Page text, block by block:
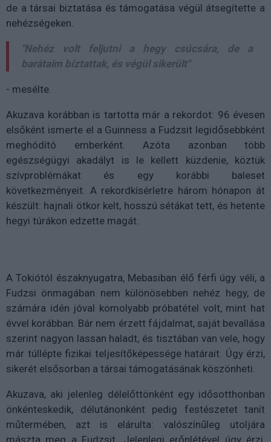
de a társai biztatása és támogatása végül átsegítette a
nehézségeken.
"Nehéz volt feljutni a hegy csúcsára, de a
barátaim bíztattak, és végül sikerült"
- mesélte.
Akuzava korábban is tartotta már a rekordot: 96 évesen
elsőként ismerte el a Guinness a Fudzsit legidősebbként
meghódító emberként. Azóta azonban több
egészségügyi akadályt is le kellett küzdenie, köztük
szívproblémákat és egy korábbi baleset
következményeit. A rekordkísérletre három hónapon át
készült: hajnali ötkor kelt, hosszú sétákat tett, és hetente
hegyi túrákon edzette magát.
A Tokiótól északnyugatra, Mebasiban élő férfi úgy véli, a
Fudzsi önmagában nem különösebben nehéz hegy, de
számára idén jóval komolyabb próbatétel volt, mint hat
évvel korábban. Bár nem érzett fájdalmat, saját bevallása
szerint nagyon lassan haladt, és tisztában van vele, hogy
már túllépte fizikai teljesítőképessége határait. Úgy érzi,
sikerét elsősorban a társai támogatásának köszönheti.
Akuzava, aki jelenleg délelőttönként egy idősotthonban
önkénteskedik, délutánonként pedig festészetet tanít
műtermében, azt is elárulta: valószínűleg utoljára